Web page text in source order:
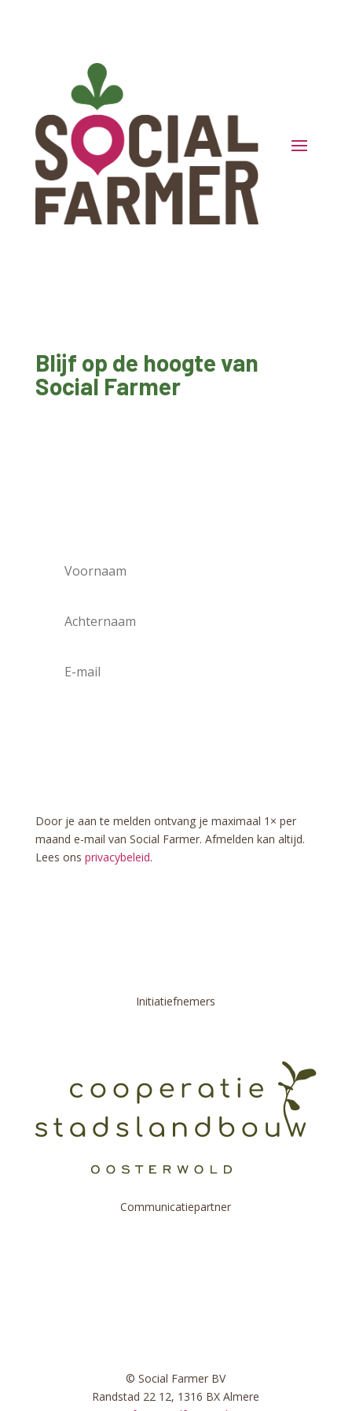
Blijf op de hoogte van
Social Farmer
Door je aan te melden ontvang je maximaal 1× per
maand e-mail van Social Farmer. Afmelden kan altijd.
Lees ons privacybeleid.
Initiatiefnemers
Communicatiepartner
© Social Farmer BV
Randstad 22 12, 1316 BX Almere